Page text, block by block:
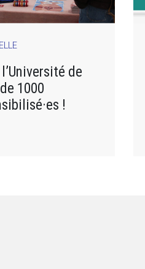
de
1000
!